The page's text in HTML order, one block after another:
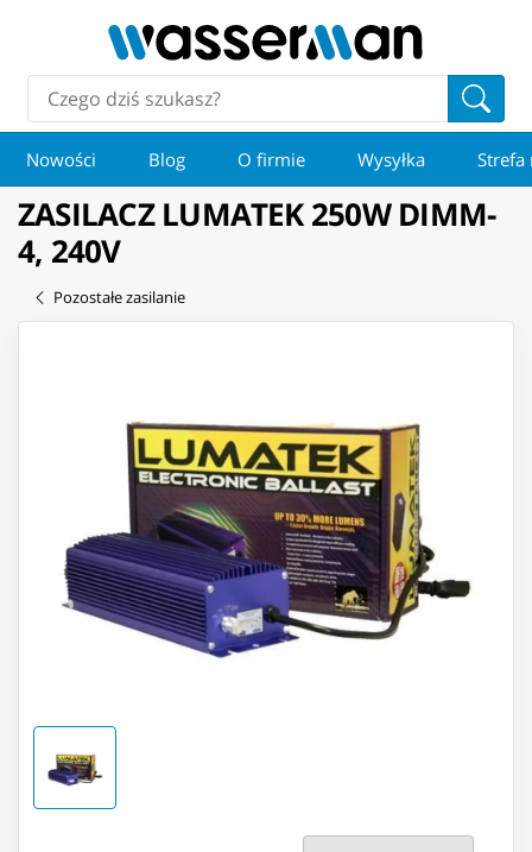
Nowości Blog O firmie Wysyłka Strefa
ZASILACZ LUMATEK 250W DIMM-
4, 240V
Pozostałe zasilanie